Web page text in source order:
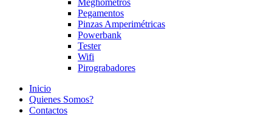
Meghometros
Pegamentos
Pinzas Amperimétricas
Powerbank
Tester
Wifi
Pirograbadores
Inicio
Quienes Somos?
Contactos